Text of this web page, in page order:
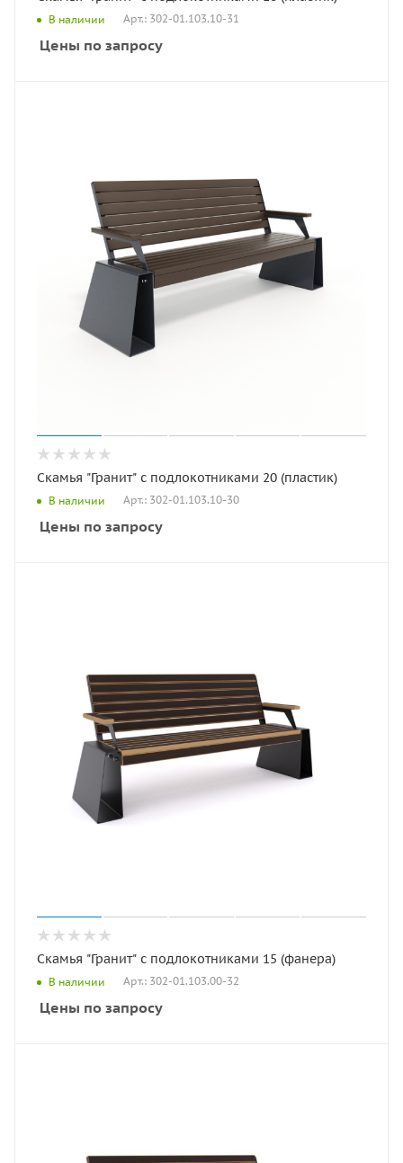
В наличии Арт.: 302-01.103.10-31
Цены по запросу
Скамья "Гранит" с подлокотниками 20 (пластик)
В наличии Арт.: 302-01.103.10-30
Цены по запросу
Скамья "Гранит" с подлокотниками 15 (фанера)
В наличии Арт.: 302-01.103.00-32
Цены по запросу